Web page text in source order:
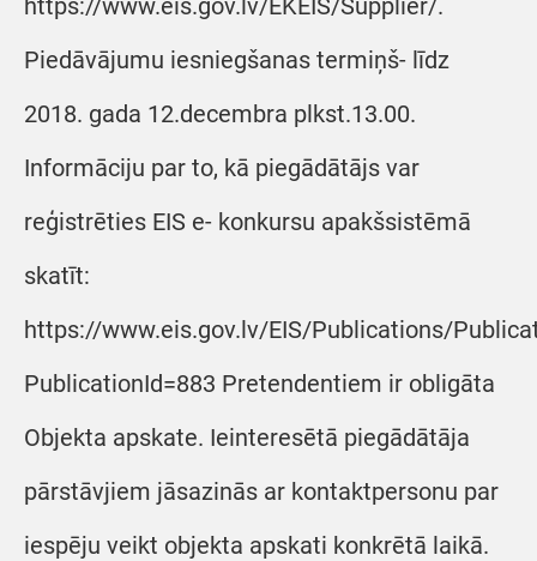
https://www.eis.gov.lv/EKEIS/Supplier/.
Piedāvājumu iesniegšanas termiņš- līdz
2018. gada 12.decembra plkst.13.00.
Informāciju par to, kā piegādātājs var
reģistrēties EIS e- konkursu apakšsistēmā
skatīt:
https://www.eis.gov.lv/EIS/Publications/
PublicationId=883 Pretendentiem ir obligāta
Objekta apskate. Ieinteresētā piegādātāja
pārstāvjiem jāsazinās ar kontaktpersonu par
iespēju veikt objekta apskati konkrētā laikā.